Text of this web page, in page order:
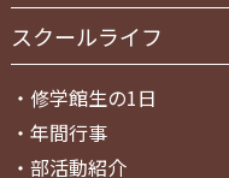
スクールライフ
・ 修学館生の1日
・ 年間行事
・ 部活動紹介